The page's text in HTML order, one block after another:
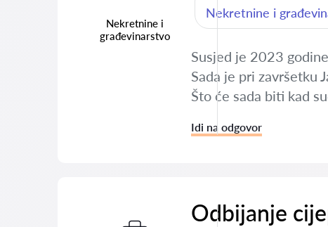
Nekretnine i
građevinarstvo
Nekretnine i
Susjed je 2023
Sada je pri završetku
Što će sada biti kad
Idi na odgovor
Odbijanje